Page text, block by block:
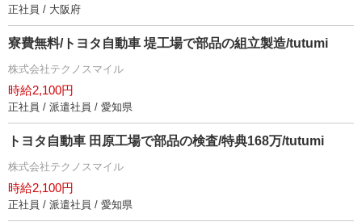
正社員 / 大阪府
寮費無料/トヨタ自動車 堤工場で部品の組立製造/tutumi
株式会社テクノスマイル
時給2,100円
正社員 / 派遣社員 / 愛知県
トヨタ自動車 田原工場で部品の検査/特典168万/tutumi
株式会社テクノスマイル
時給2,100円
正社員 / 派遣社員 / 愛知県